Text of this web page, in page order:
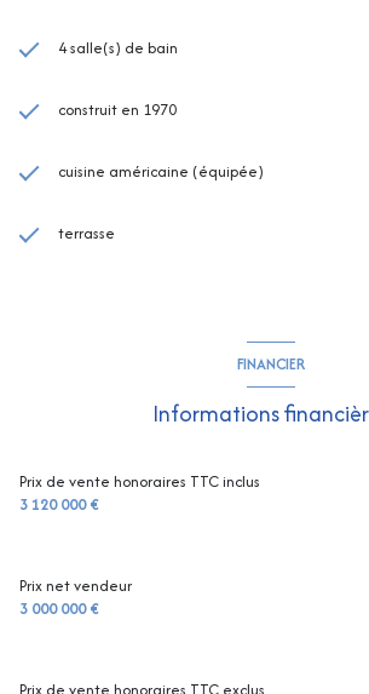
4 salle(s) de bain
construit en 1970
cuisine américaine (équipée)
terrasse
FINANCIER
Informations
Prix de vente honoraires TTC inclus
3 120 000 €
Prix net vendeur
3 000 000 €